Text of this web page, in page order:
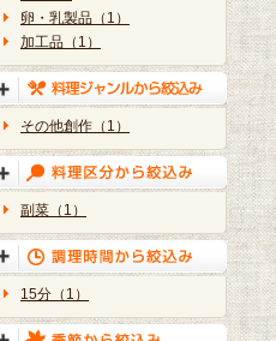
卵・乳製品（1）
加工品（1）
その他創作（1）
副菜（1）
15分（1）